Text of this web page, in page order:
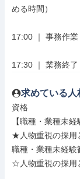
める時間）
17:00 ｜ 事務作業
17:30 ｜ 業務終了
求めている人
資格
【職種・業種未経
★人物重視の採
職種・業種未経験
☆人物重視の採用